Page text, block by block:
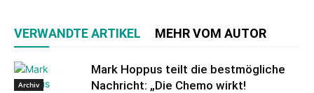
VERWANDTE ARTIKEL MEHR VOM AUTOR
Archiv
Mark Hoppus teilt die bestmögliche
Nachricht: „Die Chemo wirkt!